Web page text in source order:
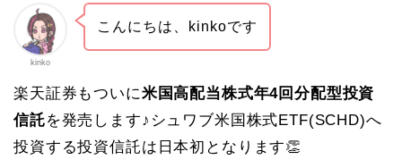
kinko
こんにちは、kinkoです
楽天証券もついに米国高配当株式年4回分配型投資
信託を発売します♪シュワブ米国株式ETF(SCHD)へ
投資する投資信託は日本初となります👏